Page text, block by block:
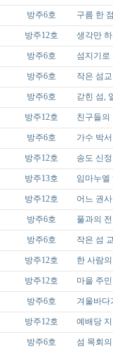
방주6호 구름 한
방주12호 생각만
방주6호 섬지기로
방주6호 작은 섬
방주6호 갇힌 섬,
방주12호 친구들의
방주6호 가수 박
방주12호 송도 신
방주13호 임마누엘
방주12호 어느 권
방주6호 풀과의
방주6호 작은 섬
방주12호 한 사람
방주12호 마을 주
방주6호 겨울바다
방주12호 예배당
방주6호 섬 목회